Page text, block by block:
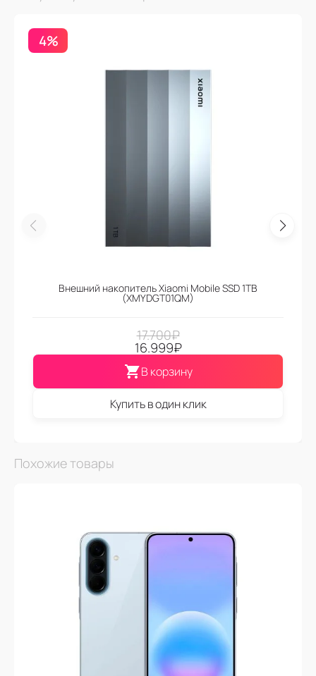
4%
Внешний накопитель Xiaomi Mobile SSD 1TB
(XMYDGT01QM)
17.700₽
16.999₽
В корзину
Купить в один клик
Похожие товары